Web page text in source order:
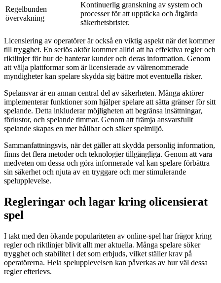
Regelbunden
övervakning
Kontinuerlig granskning av system och
processer för att upptäcka och åtgärda
säkerhetsbrister.
Licensiering av operatörer är också en viktig aspekt när det kommer
till trygghet. En seriös aktör kommer alltid att ha effektiva regler och
riktlinjer för hur de hanterar kunder och deras information. Genom
att välja plattformar som är licensierade av välrenommerade
myndigheter kan spelare skydda sig bättre mot eventuella risker.
Spelansvar är en annan central del av säkerheten. Många aktörer
implementerar funktioner som hjälper spelare att sätta gränser för sitt
spelande. Detta inkluderar möjligheten att begränsa insättningar,
förlustor, och spelande timmar. Genom att främja ansvarsfullt
spelande skapas en mer hållbar och säker spelmiljö.
Sammanfattningsvis, när det gäller att skydda personlig information,
finns det flera metoder och teknologier tillgängliga. Genom att vara
medveten om dessa och göra informerade val kan spelare förbättra
sin säkerhet och njuta av en tryggare och mer stimulerande
spelupplevelse.
Regleringar och lagar kring olicensierat
spel
I takt med den ökande populariteten av online-spel har frågor kring
regler och riktlinjer blivit allt mer aktuella. Många spelare söker
trygghet och stabilitet i det som erbjuds, vilket ställer krav på
operatörerna. Hela spelupplevelsen kan påverkas av hur väl dessa
regler efterlevs.